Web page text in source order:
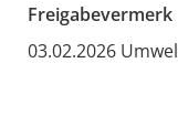
Freigabevermerk
03.02.2026